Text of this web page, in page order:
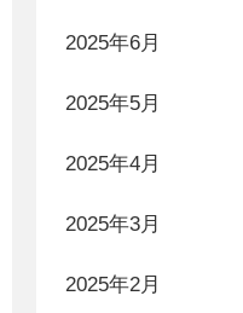
2025年6月
2025年5月
2025年4月
2025年3月
2025年2月